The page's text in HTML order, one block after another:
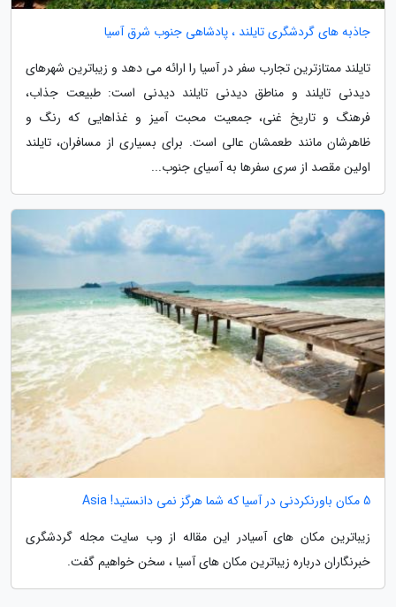
جاذبه های گردشگری تایلند ، پادشاهی جنوب شرق آسیا
تایلند ممتازترین تجارب سفر در آسیا را ارائه می دهد و زیباترین شهرهای
دیدنی تایلند و مناطق دیدنی تایلند دیدنی است: طبیعت جذاب،
فرهنگ و تاریخ غنی، جمعیت محبت آمیز و غذاهایی که رنگ و
ظاهرشان مانند طعمشان عالی است. برای بسیاری از مسافران، تایلند
اولین مقصد از سری سفرها به آسیای جنوب...
5 مکان باورنکردنی در آسیا که شما هرگز نمی دانستید! Asia
زیباترین مکان های آسیادر این مقاله از وب سایت مجله گردشگری
خبرنگاران درباره زیباترین مکان های آسیا ، سخن خواهیم گفت.